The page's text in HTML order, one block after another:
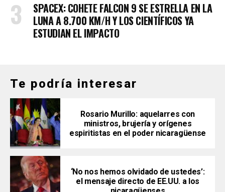
SPACEX: COHETE FALCON 9 SE ESTRELLA EN LA
LUNA A 8.700 KM/H Y LOS CIENTÍFICOS YA
ESTUDIAN EL IMPACTO
Te podría interesar
Rosario Murillo: aquelarres con
ministros, brujería y orígenes
espiritistas en el poder nicaragüense
‘No nos hemos olvidado de ustedes’:
el mensaje directo de EE.UU. a los